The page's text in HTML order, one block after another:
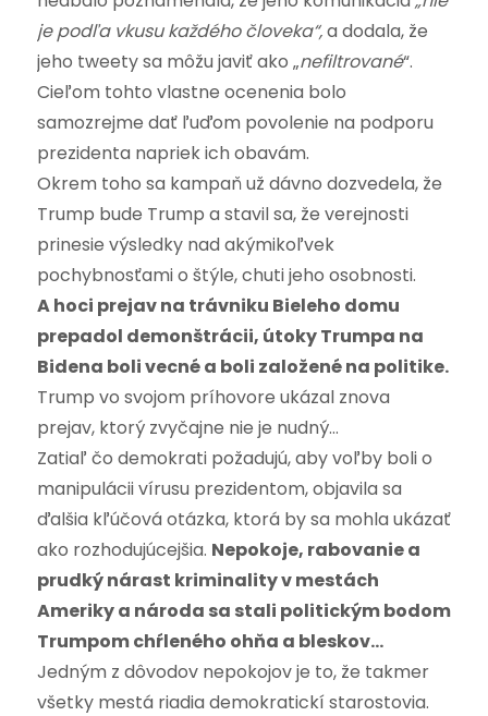
je podľa vkusu každého človeka“,a dodala, že
jeho tweety sa môžu javiť ako „nefiltrované“.
Cieľom tohto vlastne ocenenia bolo
samozrejme dať ľuďom povolenie na podporu
prezidenta napriek ich obavám.
Okrem toho sa kampaň už dávno dozvedela, že
Trump bude Trump a stavil sa, že verejnosti
prinesie výsledky nad akýmikoľvek
pochybnosťami o štýle, chuti jeho osobnosti.
A hoci prejav na trávniku Bieleho domu
prepadol demonštrácii, útoky Trumpa na
Bidena boli vecné a boli založené na politike.
Trump vo svojom príhovore ukázal znova
prejav, ktorý zvyčajne nie je nudný…
Zatiaľ čo demokrati požadujú, aby voľby boli o
manipulácii vírusu prezidentom, objavila sa
ďalšia kľúčová otázka, ktorá by sa mohla ukázať
ako rozhodujúcejšia. Nepokoje, rabovanie a
prudký nárast kriminality v mestách
Ameriky a národa sa stali politickým bodom
Trumpom chŕleného ohňa a bleskov…
Jedným z dôvodov nepokojov je to, že takmer
všetky mestá riadia demokratickí starostovia.